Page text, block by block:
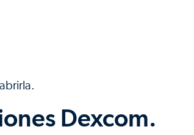
Dexcom.